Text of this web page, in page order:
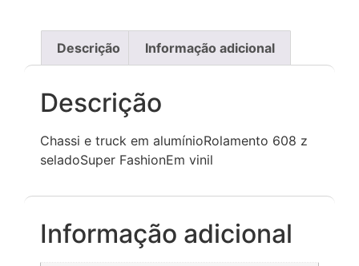
Descrição Informação adicional
Descrição
Chassi e truck em alumínioRolamento 608 z
seladoSuper FashionEm vinil
Informação adicional